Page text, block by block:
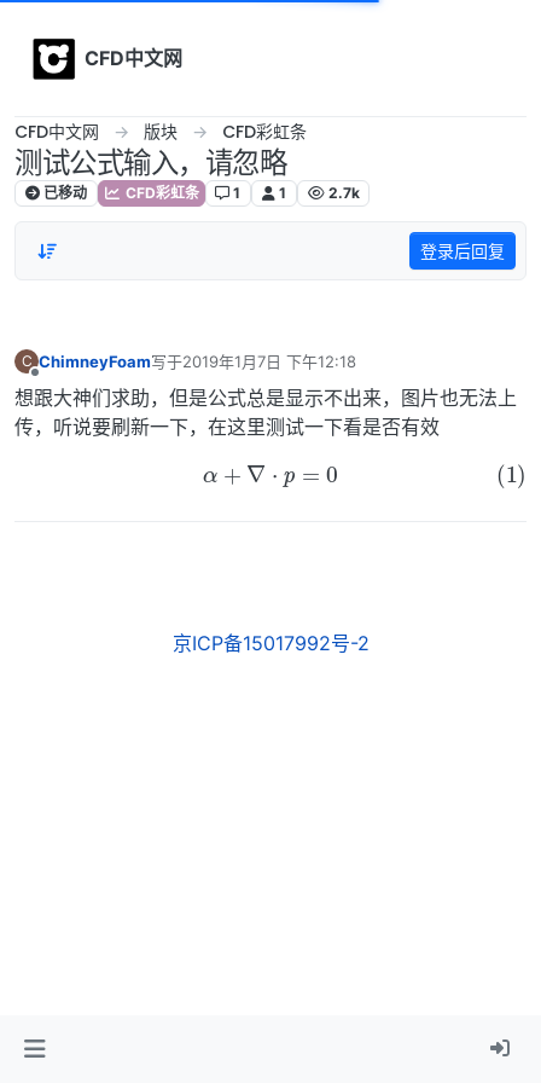
CFD中文网
CFD中文网 版块 CFD彩虹条
测试公式输入，请忽略
已移动 CFD彩虹条 1 1 2.7k
登录后回复
C
离线
ChimneyFoam写于2019年1月7日 下午12:18
最后由 编辑
想跟大神们求助，但是公式总是显示不出来，图片也无法上
传，听说要刷新一下，在这里测试一下看是否有效
(1) α +∇ ⋅p 0
京ICP备15017992号-2